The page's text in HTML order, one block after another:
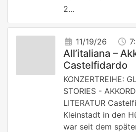
2...
11/19/26
All’italiana –
Castelfidardo
KONZERTREIHE:
STORIES -
LITERATUR
Kleinstadt in den
war seit dem